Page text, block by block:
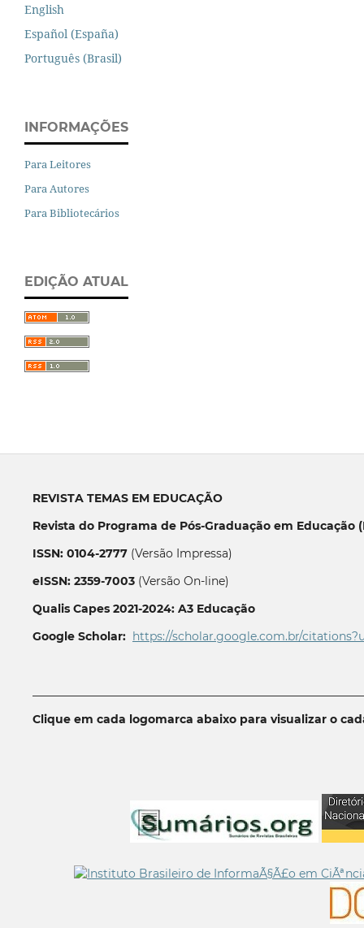
English
Español (España)
Português (Brasil)
INFORMAÇÕES
Para Leitores
Para Autores
Para Bibliotecários
EDIÇÃO ATUAL
REVISTA TEMAS EM EDUCAÇÃO
Revista do Programa de Pós-Graduação em Educação
ISSN: 0104-2777(Versão Impressa)
eISSN: 2359-7003(Versão On-line)
Qualis Capes 2021-2024: A3 Educação
Google Scholar: https://scholar.google.com.br/
Clique em cada logomarca abaixo para visualizar o